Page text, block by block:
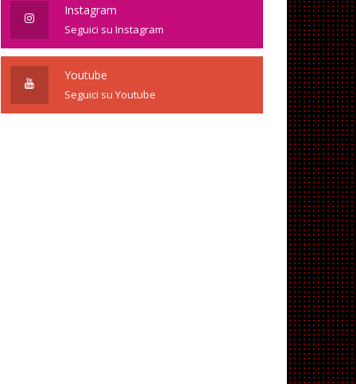
Instagram
Seguici su Instagram
Youtube
Seguici su Youtube